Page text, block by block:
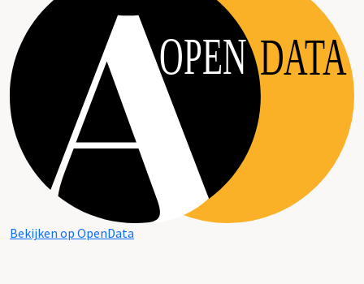
OPEN DATA
Bekijken op OpenData